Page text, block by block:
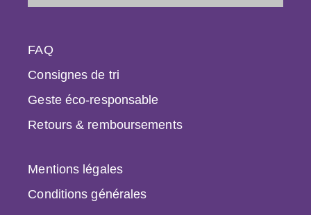
FAQ
Consignes de tri
Geste éco-responsable
Retours & remboursements
Mentions légales
Conditions générales